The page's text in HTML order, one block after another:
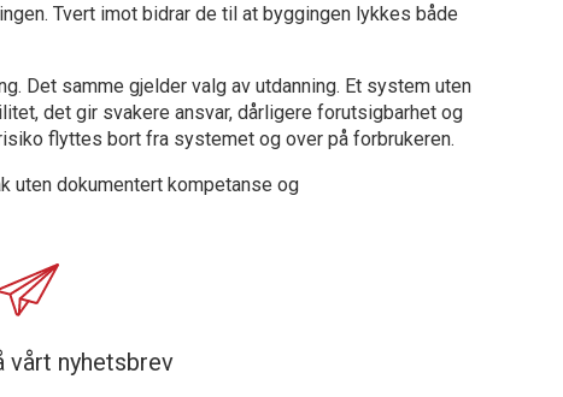
Tvert imot bidrar de til at byggingen lykkes både
Det samme gjelder valg av utdanning. Et system uten
det gir svakere ansvar, dårligere forutsigbarhet og
flyttes bort fra systemet og over på forbrukeren.
uten dokumentert kompetanse og
vårt nyhetsbrev